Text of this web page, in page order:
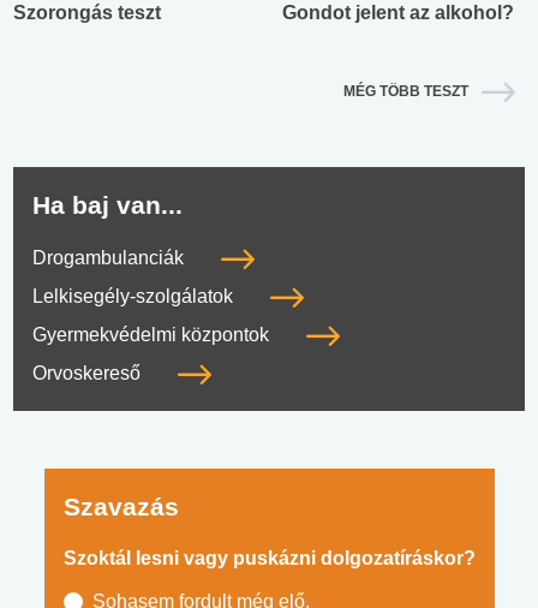
Szorongás teszt Gondot jelent az alkohol?
MÉG TÖBB TESZT
Ha baj van...
Drogambulanciák
Lelkisegély-szolgálatok
Gyermekvédelmi központok
Orvoskereső
Szavazás
Szoktál lesni vagy puskázni dolgozatíráskor?
Sohasem fordult még elő.